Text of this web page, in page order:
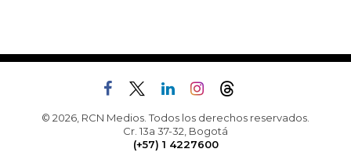
© 2026, RCN Medios. Todos los derechos reservados.
Cr. 13a 37-32, Bogotá
(+57) 1 4227600